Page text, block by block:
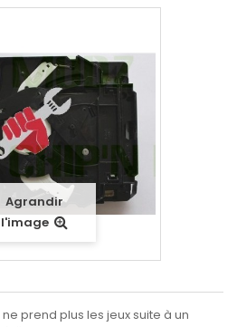
Agrandir
l'image
prend plus les jeux suite à un